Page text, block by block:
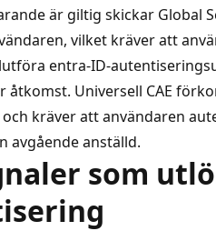
är giltig skickar Global
vilket kräver att
entra-ID-
åtkomst. Universell CAE
kräver att användaren
avgående anställd.
som